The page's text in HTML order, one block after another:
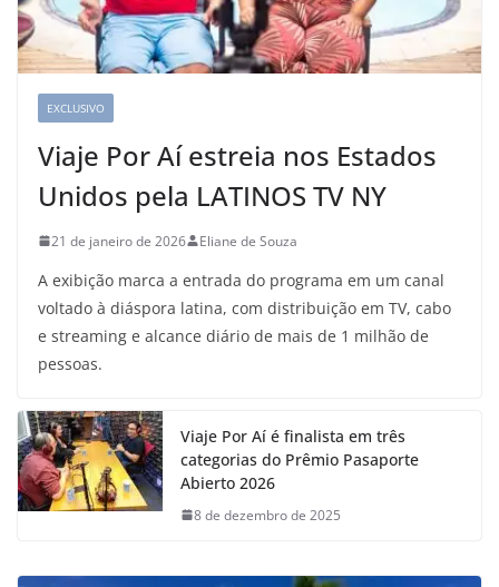
EXCLUSIVO
Viaje Por Aí estreia nos Estados
Unidos pela LATINOS TV NY
21 de janeiro de 2026 Eliane de Souza
A exibição marca a entrada do programa em um canal
voltado à diáspora latina, com distribuição em TV, cabo
e streaming e alcance diário de mais de 1 milhão de
pessoas.
Viaje Por Aí é finalista em três
categorias do Prêmio Pasaporte
Abierto 2026
8 de dezembro de 2025